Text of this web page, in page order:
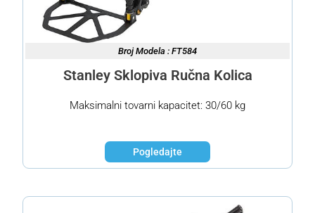
Broj Modela : FT584
Stanley Sklopiva Ručna Kolica
Maksimalni tovarni kapacitet: 30/60 kg
Pogledajte